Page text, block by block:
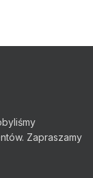
Zapraszamy